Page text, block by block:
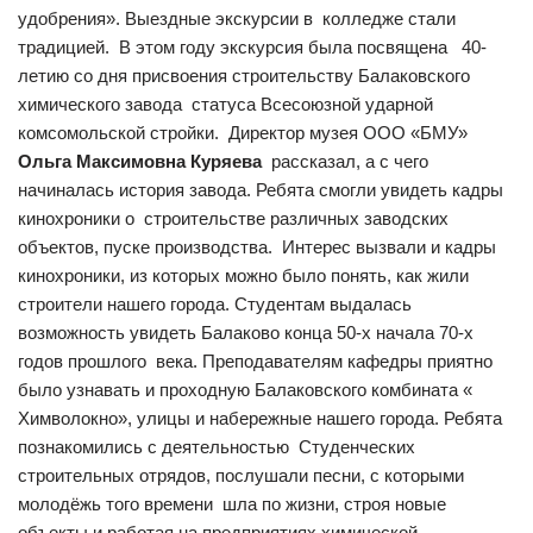
удобрения». Выездные экскурсии в колледже стали
традицией. В этом году экскурсия была посвящена 40-
летию со дня присвоения строительству Балаковского
химического завода статуса Всесоюзной ударной
комсомольской стройки. Директор музея ООО «БМУ»
Ольга Максимовна Куряева рассказал, а с чего
начиналась история завода. Ребята смогли увидеть кадры
кинохроники о строительстве различных заводских
объектов, пуске производства. Интерес вызвали и кадры
кинохроники, из которых можно было понять, как жили
строители нашего города. Студентам выдалась
возможность увидеть Балаково конца 50-х начала 70-х
годов прошлого века. Преподавателям кафедры приятно
было узнавать и проходную Балаковского комбината «
Химволокно», улицы и набережные нашего города. Ребята
познакомились с деятельностью Студенческих
строительных отрядов, послушали песни, с которыми
молодёжь того времени шла по жизни, строя новые